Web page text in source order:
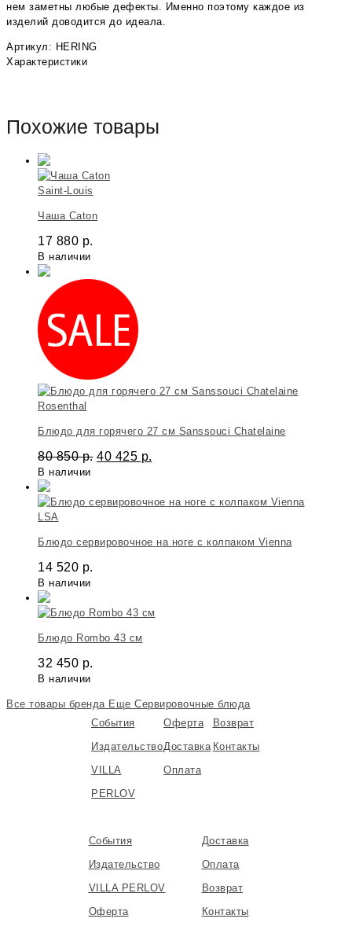
нем заметны любые дефекты. Именно поэтому каждое из
изделий доводится до идеала.
Артикул: HERING
Характеристики
Похожие товары
Saint-Louis
Чаша Caton
17 880 р.
В наличии
Rosenthal
Блюдо для горячего 27 см Sanssouci Chatelaine
80 850р. 40 425 р.
В наличии
LSA
Блюдо сервировочное на ноге с колпаком Vienna
14 520 р.
В наличии
Блюдо Rombo 43 см
32 450 р.
В наличии
Все товары бренда Еще Сервировочные блюда
События
Издательство
VILLA
PERLOV
Оферта
Доставка
Оплата
Возврат
Контакты
События
Издательство
VILLA PERLOV
Оферта
Доставка
Оплата
Возврат
Контакты